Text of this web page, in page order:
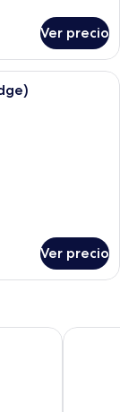
Ver precio
con plancha, wifi
Ver precio
Blue